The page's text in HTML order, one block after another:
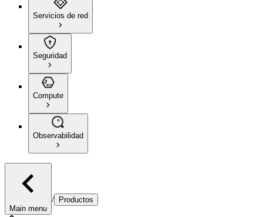
Servicios de red
Seguridad
Compute
Observabilidad
Main menu
/ Productos